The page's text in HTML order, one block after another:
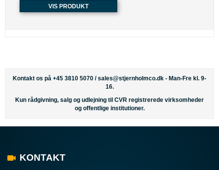
VIS PRODUKT
Kontakt os på +45 3810 5070 /sales@stjernholmco.dk - Man-Fre kl. 9-
16.
Kun rådgivning, salg og udlejning til CVR registrerede virksomheder
og offentlige institutioner.
KONTAKT